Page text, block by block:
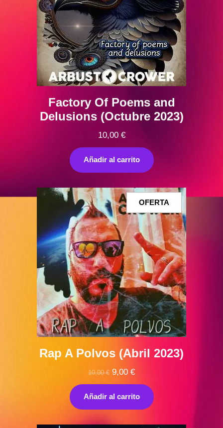
Factory Of Poems and
Delusions (Octubre 2023)
10,00 €
Añadir al carrito
OFERTA
OFERTA
Rap A Polvos (Abril 2023)
10,00€ El
precio
original
era:
9,00 €El
precio
actual
es:
Añadir al carrito